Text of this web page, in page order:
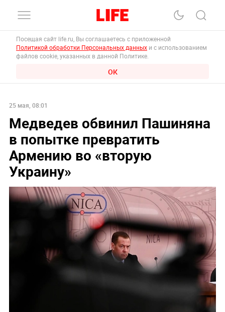
Посещая сайт life.ru, Вы соглашаетесь с приложенной
Политикой обработки Персональных данных и с использованием
файлов cookie, указанных в данной Политике.
ОК
25 мая, 08:01
Медведев обвинил Пашиняна
в попытке превратить
Армению во «вторую
Украину»